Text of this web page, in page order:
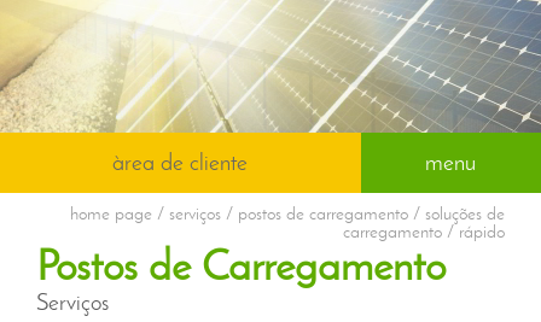
àrea de cliente menu
home page / serviços / postos de carregamento / soluções de
carregamento / rápido
Postos de Carregamento
Serviços